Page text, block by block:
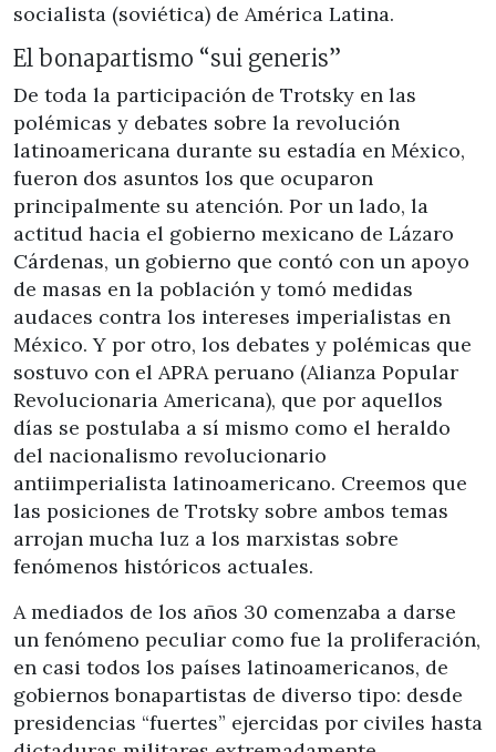
socialista (soviética) de América Latina.
El bonapartismo “sui generis”
De toda la participación de Trotsky en las
polémicas y debates sobre la revolución
latinoamericana durante su estadía en México,
fueron dos asuntos los que ocuparon
principalmente su atención. Por un lado, la
actitud hacia el gobierno mexicano de Lázaro
Cárdenas, un gobierno que contó con un apoyo
de masas en la población y tomó medidas
audaces contra los intereses imperialistas en
México. Y por otro, los debates y polémicas que
sostuvo con el APRA peruano (Alianza Popular
Revolucionaria Americana), que por aquellos
días se postulaba a sí mismo como el heraldo
del nacionalismo revolucionario
antiimperialista latinoamericano. Creemos que
las posiciones de Trotsky sobre ambos temas
arrojan mucha luz a los marxistas sobre
fenómenos históricos actuales.
A mediados de los años 30 comenzaba a darse
un fenómeno peculiar como fue la proliferación,
en casi todos los países latinoamericanos, de
gobiernos bonapartistas de diverso tipo: desde
presidencias “fuertes” ejercidas por civiles hasta